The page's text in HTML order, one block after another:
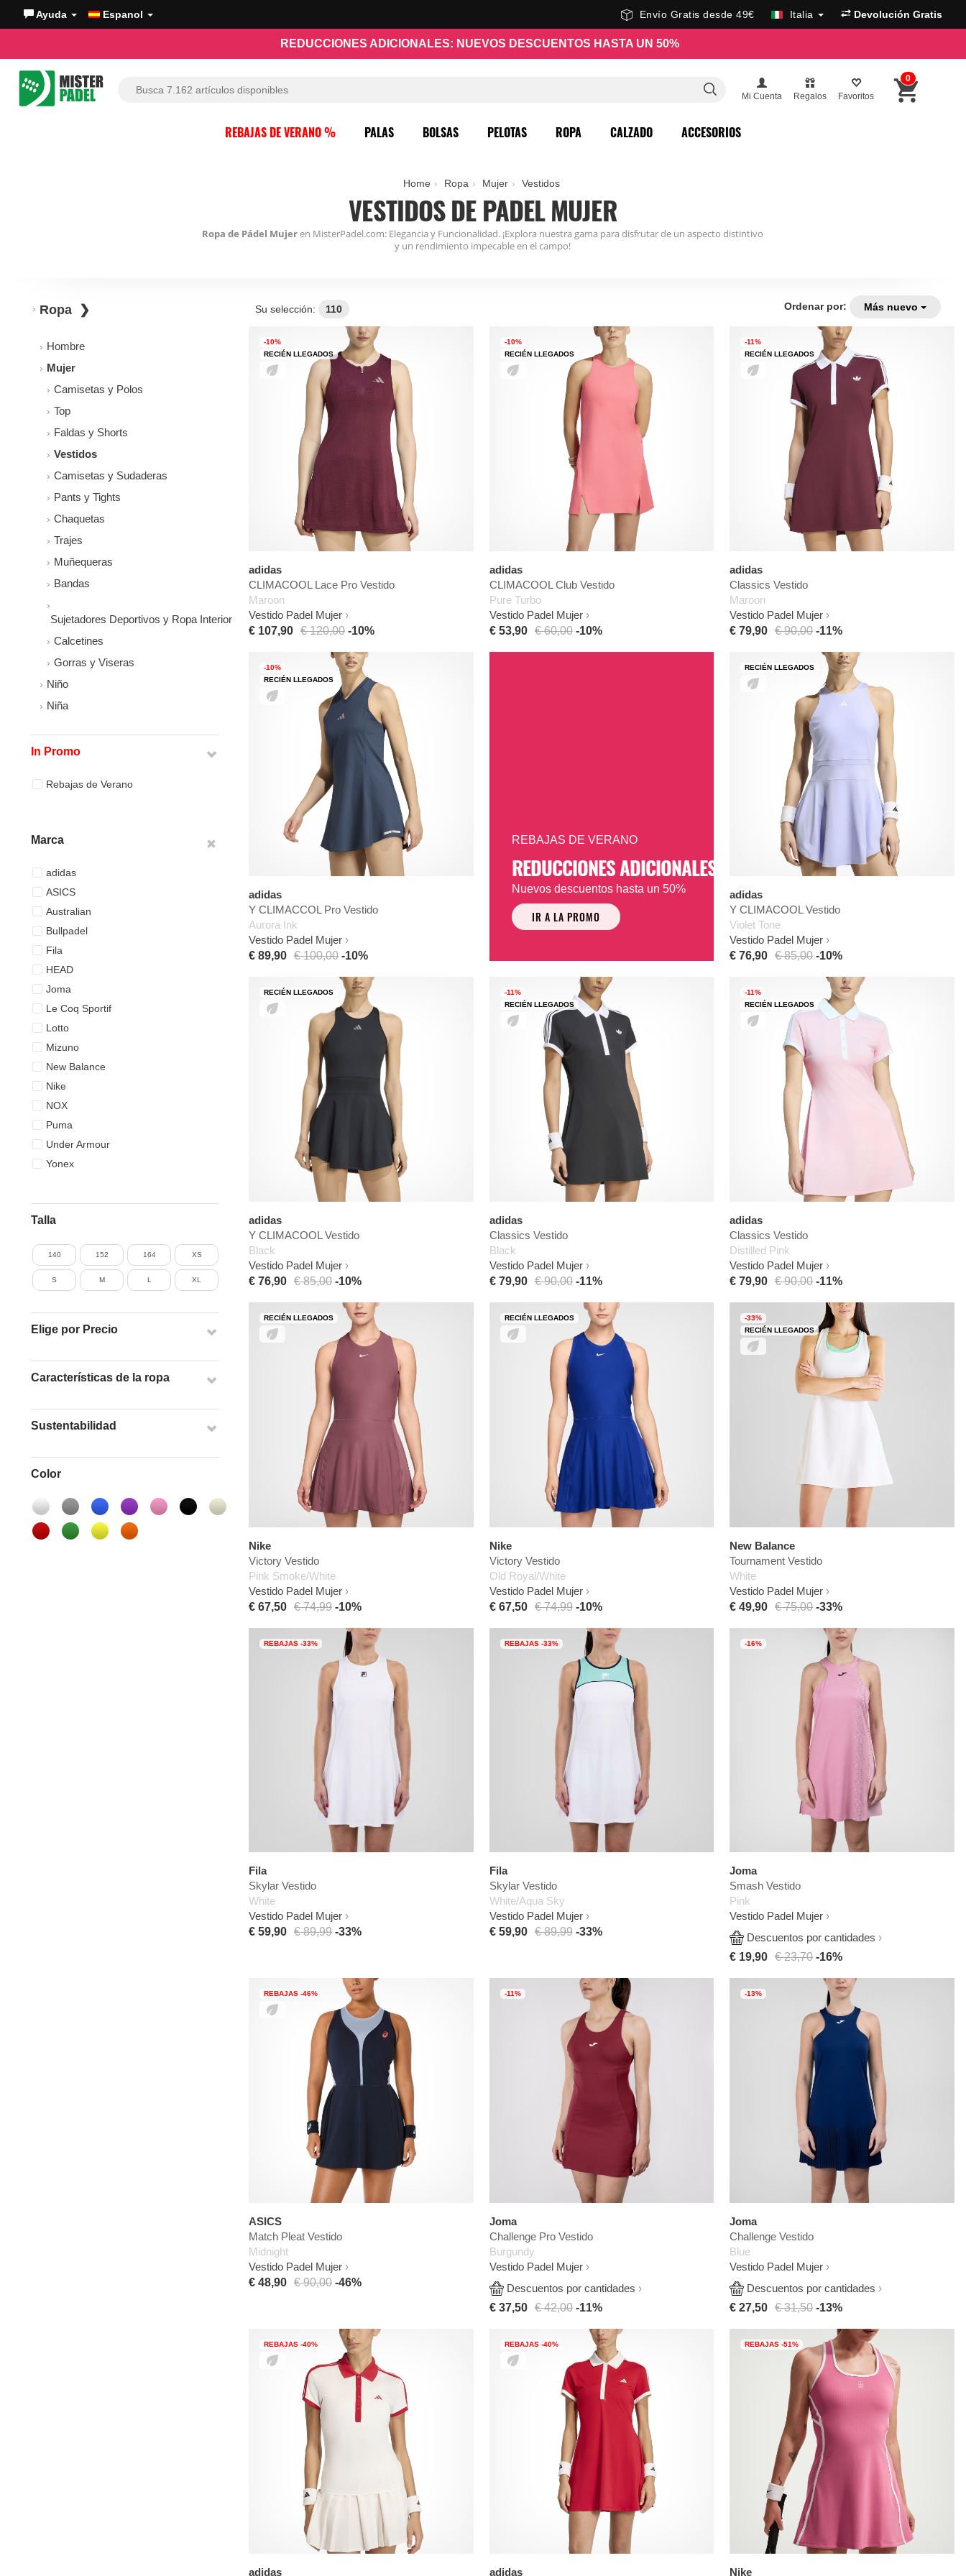
Ayuda Espanol Envío Gratis desde 49€ Italia Devolución Gratis
REDUCCIONES ADICIONALES: NUEVOS DESCUENTOS HASTA UN 50%
Mi Cuenta Regalos Favoritos
0
REBAJAS DE VERANO % PALAS BOLSAS PELOTAS ROPA CALZADO ACCESORIOS
Home Ropa Mujer Vestidos
VESTIDOS DE PADEL MUJER
Ropa de Pádel Mujeren MisterPadel.com: Elegancia y Funcionalidad. ¡Explora nuestra gama para disfrutar de un aspecto distintivo
y un rendimiento impecable en el campo!
Ropa
Hombre
Mujer
Camisetas y Polos
Top
Faldas y Shorts
Vestidos
Camisetas y Sudaderas
Pants y Tights
Chaquetas
Trajes
Muñequeras
Bandas
Sujetadores Deportivos y Ropa Interior
Calcetines
Gorras y Viseras
Niño
Niña
In Promo
Rebajas de Verano
Marca
adidas
ASICS
Australian
Bullpadel
Fila
HEAD
Joma
Le Coq Sportif
Lotto
Mizuno
New Balance
Nike
NOX
Puma
Under Armour
Yonex
Talla
140 152 164 XS
S M L XL
Elige por Precio
Características de la ropa
Sustentabilidad
Color
Ordenar por: Más nuevo
Su selección: 110
-10%
RECIÉN LLEGADOS
adidas
CLIMACOOL Lace Pro Vestido
Maroon
Vestido Padel Mujer
€ 107,90 € 120,00 -10%
-10%
RECIÉN LLEGADOS
adidas
CLIMACOOL Club Vestido
Pure Turbo
Vestido Padel Mujer
€ 53,90 € 60,00-10%
-11%
RECIÉN LLEGADOS
adidas
Classics Vestido
Maroon
Vestido Padel Mujer
€ 79,90
€ 90,00-11%
-10%
RECIÉN LLEGADOS
adidas
Y CLIMACCOL Pro Vestido
Aurora Ink
Vestido Padel Mujer
€ 89,90 € 100,00 -10%
REBAJAS DE VERANO
REDUCCIONES ADICIONALES
Nuevos descuentos hasta un 50%
IR A LA PROMO
RECIÉN LLEGADOS
adidas
Y CLIMACOOL Vestido
Violet Tone
Vestido Padel Mujer
€ 76,90
€ 85,00-10%
RECIÉN LLEGADOS
adidas
Y CLIMACOOL Vestido
Black
Vestido Padel Mujer
€ 76,90 € 85,00 -10%
-11%
RECIÉN LLEGADOS
adidas
Classics Vestido
Black
Vestido Padel Mujer
€ 79,90 € 90,00-11%
-11%
RECIÉN LLEGADOS
adidas
Classics Vestido
Distilled Pink
Vestido Padel Mujer
€ 79,90
€ 90,00-11%
RECIÉN LLEGADOS
Nike
Victory Vestido
Pink Smoke/White
Vestido Padel Mujer
€ 67,50 € 74,99 -10%
RECIÉN LLEGADOS
Nike
Victory Vestido
Old Royal/White
Vestido Padel Mujer
€ 67,50 € 74,99-10%
-33%
RECIÉN LLEGADOS
New Balance
Tournament Vestido
White
Vestido Padel Mujer
€ 49,90
€ 75,00-33%
REBAJAS -33%
Fila
Skylar Vestido
White
Vestido Padel Mujer
€ 59,90 € 89,99 -33%
REBAJAS -33%
Fila
Skylar Vestido
White/Aqua Sky
Vestido Padel Mujer
€ 59,90 € 89,99-33%
-16%
Joma
Smash Vestido
Pink
Vestido Padel Mujer
Descuentos por cantidades
€ 19,90
€ 23,70-16%
REBAJAS -46%
ASICS
Match Pleat Vestido
Midnight
Vestido Padel Mujer
€ 48,90 € 90,00 -46%
-11%
Joma
Challenge Pro Vestido
Burgundy
Vestido Padel Mujer
Descuentos por cantidades
€ 37,50 € 42,00-11%
-13%
Joma
Challenge Vestido
Blue
Vestido Padel Mujer
Descuentos por cantidades
€ 27,50
€ 31,50-13%
REBAJAS -40%
adidas
REBAJAS -40%
adidas
REBAJAS -51%
Nike